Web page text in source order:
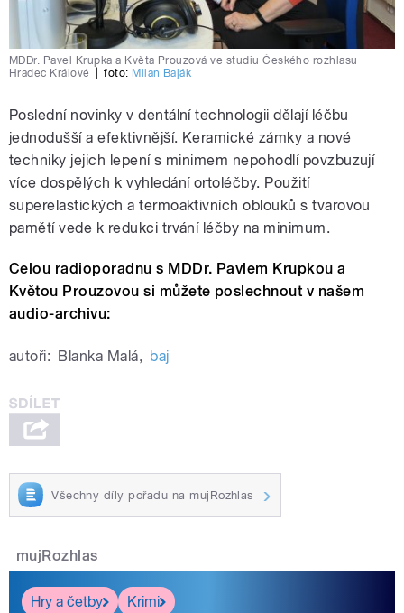
MDDr. Pavel Krupka a Květa Prouzová ve studiu Českého rozhlasu
Hradec Králové
foto: Milan Baják
Poslední novinky v dentální technologii dělají léčbu
jednodušší a efektivnější. Keramické zámky a nové
techniky jejich lepení s minimem nepohodlí povzbuzují
více dospělých k vyhledání ortoléčby. Použití
superelastických a termoaktivních oblouků s tvarovou
pamětí vede k redukci trvání léčby na minimum.
Celou radioporadnu s MDDr. Pavlem Krupkou a
Květou Prouzovou si můžete poslechnout v našem
audio-archivu:
autoři: Blanka Malá, baj
Všechny díly pořadu na mujRozhlas
mujRozhlas
Hry a četby
Krimi